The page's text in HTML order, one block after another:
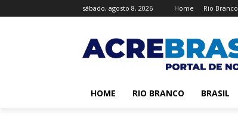
sábado, agosto 8, 2026 Home Rio Branco
HOME RIO BRANCO BRASIL